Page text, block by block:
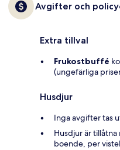
Avgifter och
Extra tillval
Frukostbuffé
(ungefärliga
Husdjur
Inga avgifter tas
Husdjur är
boende, per